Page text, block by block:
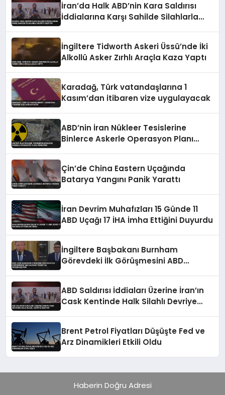
İran’da Halk ABD’nin Kara Saldırısı
İddialarına Karşı Sahilde Silahlarla
İngiltere Tidworth Askeri Üssü’nde İki
Alkollü Asker Zırhlı Araçla Kaza Yaptı
Karadağ, Türk vatandaşlarına 1
Kasım’dan itibaren vize uygulayacak
ABD’nin İran Nükleer Tesislerine
Binlerce Askerle Operasyon Planı
Çin’de China Eastern Uçağında
Batarya Yangını Panik Yarattı
İran Devrim Muhafızları 15 Günde 11
ABD Uçağı 17 İHA İmha Ettiğini Duyurdu
İngiltere Başbakanı Burnham
Görevdeki İlk Görüşmesini ABD
ABD Saldırısı İddiaları Üzerine İran’ın
Cask Kentinde Halk Silahlı Devriye
Brent Petrol Fiyatları Düşüşte Fed ve
Arz Dinamikleri Etkili Oldu
Haberin Doğru Adresi